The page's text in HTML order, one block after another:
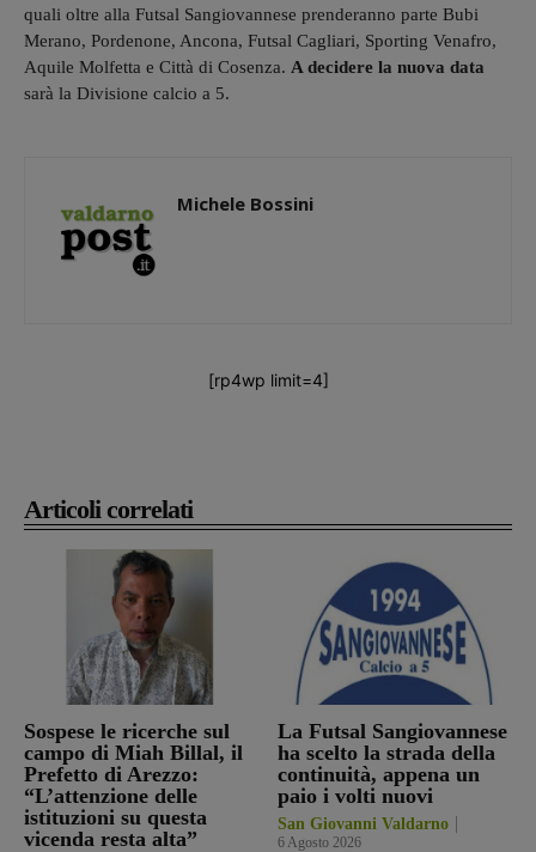
Articoli correlati
Sospese le ricerche sul
campo di Miah Billal, il
Prefetto di Arezzo:
“L’attenzione delle
istituzioni su questa
vicenda resta alta”
La Futsal Sangiovannese
ha scelto la strada della
continuità, appena un
paio i volti nuovi
San Giovanni Valdarno
6 Agosto 2026
quali oltre alla Futsal Sangiovannese prenderanno parte Bubi
Merano, Pordenone, Ancona, Futsal Cagliari, Sporting Venafro,
Aquile Molfetta e Città di Cosenza. A decidere la nuova data
sarà la Divisione calcio a 5.
Michele Bossini
[rp4wp limit=4]